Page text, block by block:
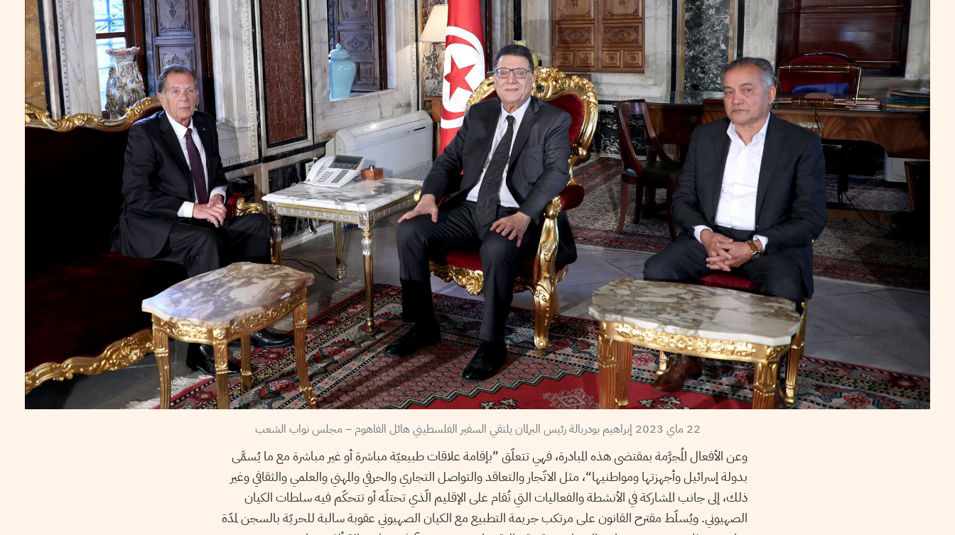
22 ماي 2023 إبراهيم بودربالة رئيس البرلمان يلتقي السفير الفلسطيني هائل الفاهوم – مجلس نواب الشعب
وعن الأفعال المُجرَّمة بمقتضى هذه المبادرة، فهي تتعلّق ”بإقامة علاقات طبيعيّة مباشرة أو غير مباشرة مع ما يُسمَّى
بدولة إسرائيل وأجهزتها ومواطنيها“، مثل الاتّجار والتعاقد والتواصل التجاري والحرفي والمهني والعلمي والثقافي وغير
ذلك، إلى جانب المشاركة في الأنشطة والفعاليات التي تُقام على الإقليم الّذي تحتلّه أو تتحكّم فيه سلطات الكيان
الصهيوني. ويُسلّط مقترح القانون على مرتكب جريمة التطبيع مع الكيان الصهيوني عقوبة سالبة للحريّة بالسجن لمدّة